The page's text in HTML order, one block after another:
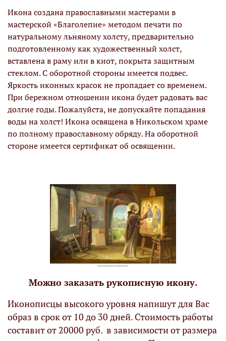
Икона создана православными мастерами в
мастерской «Благолепие» методом печати по
натуральному льняному холсту, предварительно
подготовленному как художественный холст,
вставлена в раму или в киот, покрыта защитным
стеклом. С оборотной стороны имеется подвес.
Яркость иконных красок не пропадает со временем.
При бережном отношении икона будет радовать вас
долгие годы. Пожалуйста, не допускайте попадания
воды на холст! Икона освящена в Никольском храме
по полному православному обряду. На оборотной
стороне имеется сертификат об освящении.
Можно заказать рукописную икону.
Иконописцы высокого уровня напишут для Вас
образ в срок от 10 до 30 дней. Стоимость работы
составит от 20000 руб. в зависимости от размера